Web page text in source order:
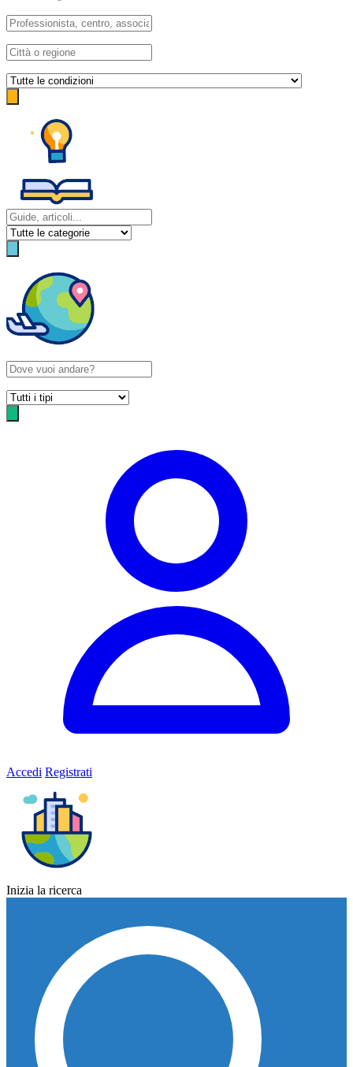
Accedi Registrati
Inizia la ricerca